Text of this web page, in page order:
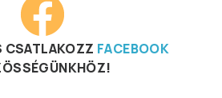
CSATLAKOZZ FACEBOOK